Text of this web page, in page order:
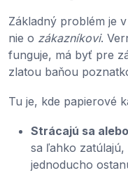
Základný problém je
nie o zákazníkovi.
funguje, má byť pre
zlatou baňou
Tu je, kde papierové
Strácajú sa
sa ľahko
jednoducho